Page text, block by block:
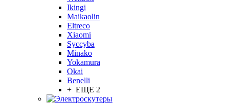
Ikingi
Maikaolin
Eltreco
Xiaomi
Syccyba
Minako
Yokamura
Okai
Benelli
+ ЕЩЕ 2